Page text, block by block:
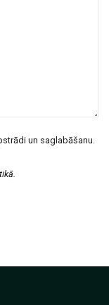
un saglabāšanu.